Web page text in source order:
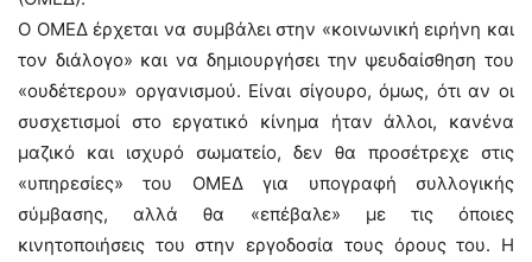
Ο ΟΜΕΔ έρχεται να συμβάλει στην «κοινωνική ειρήνη και
τον διάλογο» και να δημιουργήσει την ψευδαίσθηση του
«ουδέτερου» οργανισμού. Είναι σίγουρο, όμως, ότι αν οι
συσχετισμοί στο εργατικό κίνημα ήταν άλλοι, κανένα
μαζικό και ισχυρό σωματείο, δεν θα προσέτρεχε στις
«υπηρεσίες» του ΟΜΕΔ για υπογραφή συλλογικής
σύμβασης, αλλά θα «επέβαλε» με τις όποιες
κινητοποιήσεις του στην εργοδοσία τους όρους του. Η